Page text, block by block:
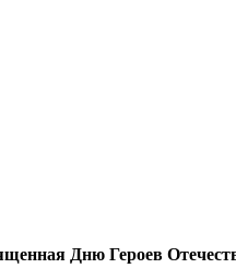
Дню Героев